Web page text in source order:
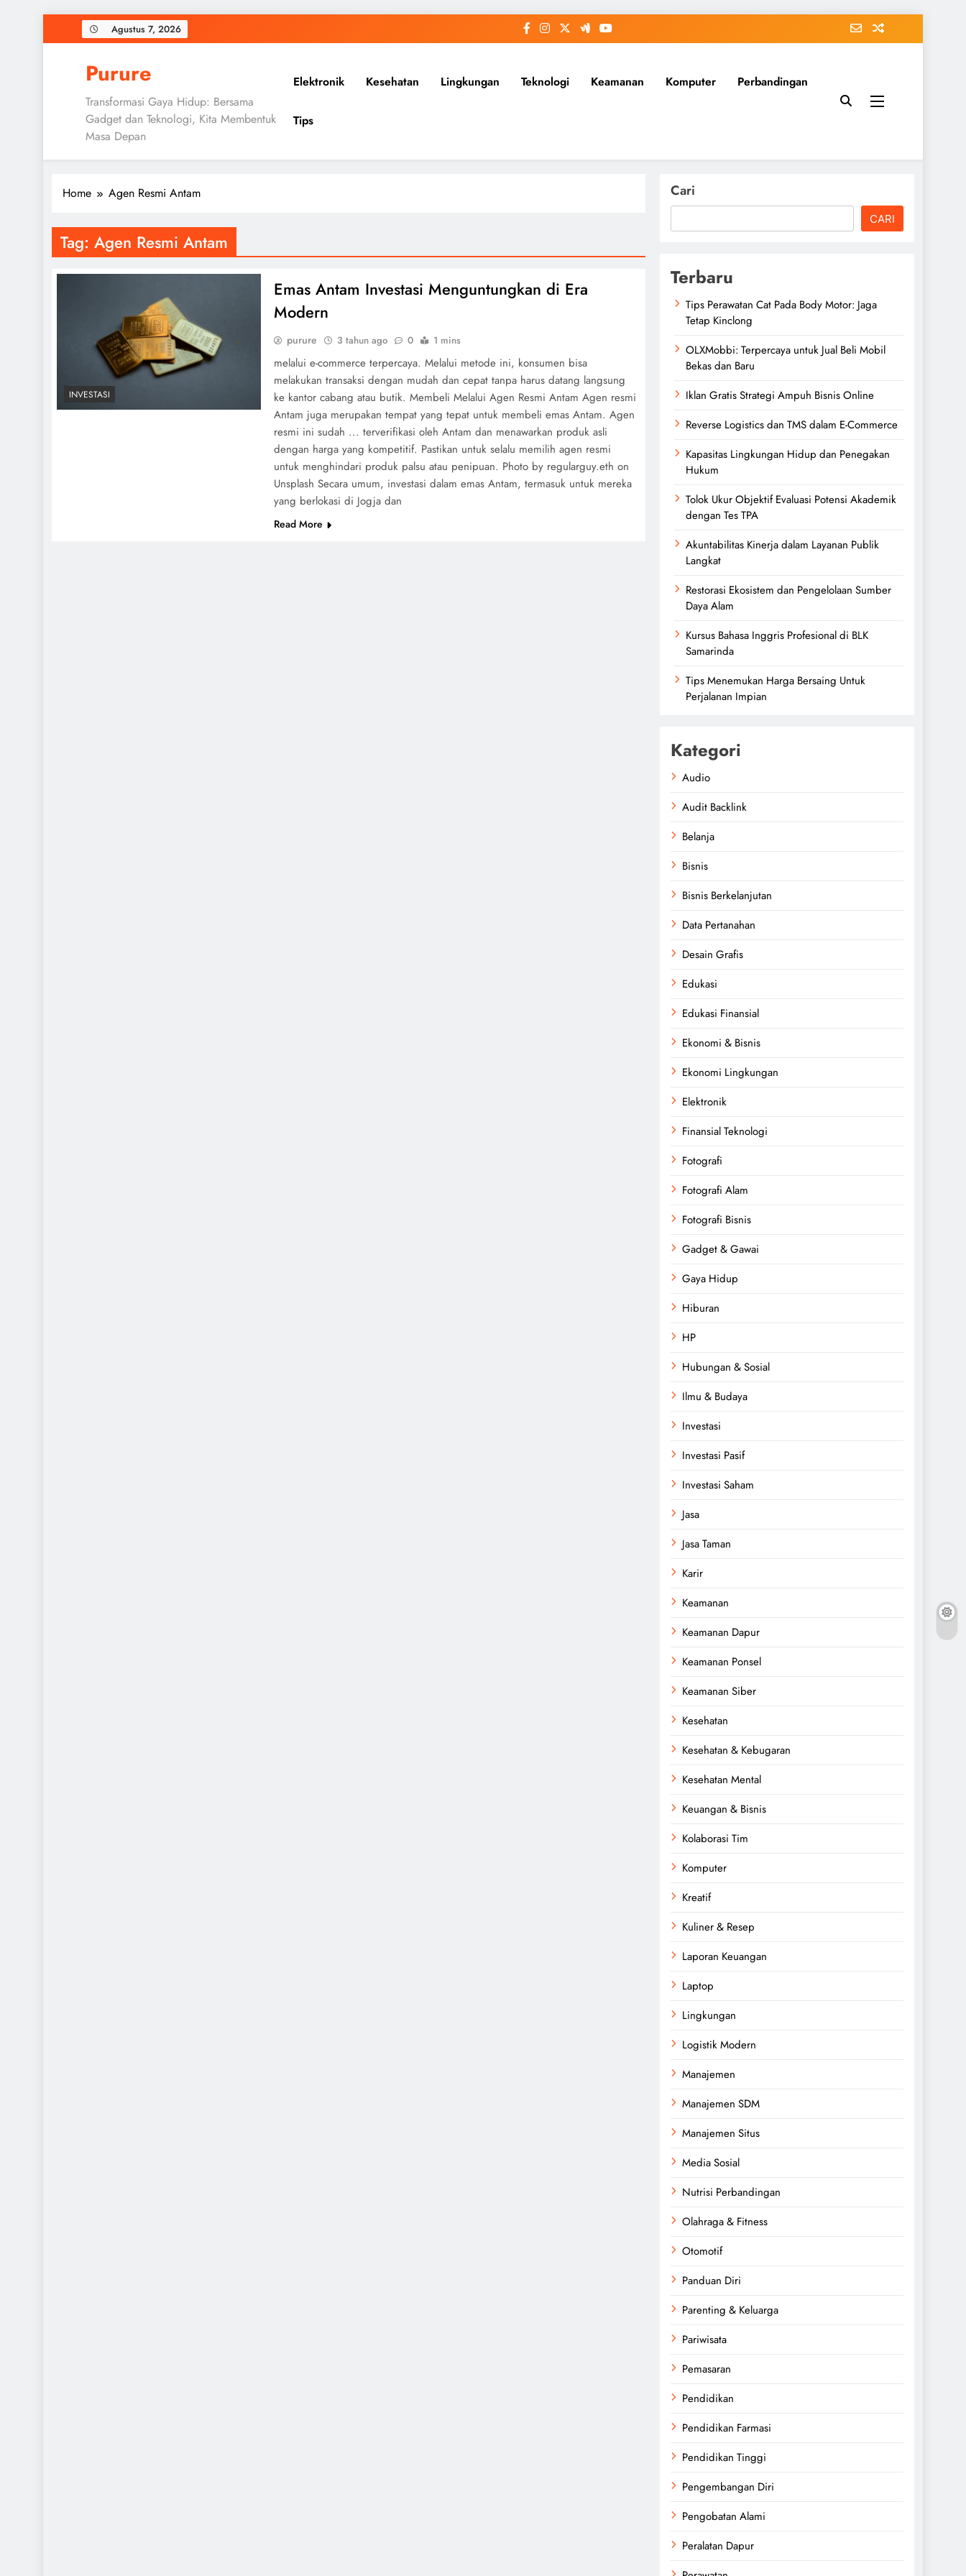
to
Agustus 7, 2026
Purure
Transformasi Gaya Hidup: Bersama
Gadget dan Teknologi, Kita Membentuk
Masa Depan
Elektronik Kesehatan Lingkungan Teknologi Keamanan Komputer Perbandingan
Tips
Home Agen Resmi Antam
Tag: Agen Resmi Antam
INVESTASI
Emas Antam Investasi Menguntungkan di Era
Modern
purure 3 tahun ago 0 1 mins
melalui e-commerce terpercaya. Melalui metode ini, konsumen bisa
melakukan transaksi dengan mudah dan cepat tanpa harus datang langsung
ke kantor cabang atau butik. Membeli Melalui Agen Resmi Antam Agen resmi
Antam juga merupakan tempat yang tepat untuk membeli emas Antam. Agen
resmi ini sudah ... terverifikasi oleh Antam dan menawarkan produk asli
dengan harga yang kompetitif. Pastikan untuk selalu memilih agen resmi
untuk menghindari produk palsu atau penipuan. Photo by regularguy.eth on
Unsplash Secara umum, investasi dalam emas Antam, termasuk untuk mereka
yang berlokasi di Jogja dan
Read More
Cari
CARI
Terbaru
Tips Perawatan Cat Pada Body Motor: Jaga
Tetap Kinclong
OLXMobbi: Terpercaya untuk Jual Beli Mobil
Bekas dan Baru
Iklan Gratis Strategi Ampuh Bisnis Online
Reverse Logistics dan TMS dalam E-Commerce
Kapasitas Lingkungan Hidup dan Penegakan
Hukum
Tolok Ukur Objektif Evaluasi Potensi Akademik
dengan Tes TPA
Akuntabilitas Kinerja dalam Layanan Publik
Langkat
Restorasi Ekosistem dan Pengelolaan Sumber
Daya Alam
Kursus Bahasa Inggris Profesional di BLK
Samarinda
Tips Menemukan Harga Bersaing Untuk
Perjalanan Impian
Kategori
Audio
Audit Backlink
Belanja
Bisnis
Bisnis Berkelanjutan
Data Pertanahan
Desain Grafis
Edukasi
Edukasi Finansial
Ekonomi & Bisnis
Ekonomi Lingkungan
Elektronik
Finansial Teknologi
Fotografi
Fotografi Alam
Fotografi Bisnis
Gadget & Gawai
Gaya Hidup
Hiburan
HP
Hubungan & Sosial
Ilmu & Budaya
Investasi
Investasi Pasif
Investasi Saham
Jasa
Jasa Taman
Karir
Keamanan
Keamanan Dapur
Keamanan Ponsel
Keamanan Siber
Kesehatan
Kesehatan & Kebugaran
Kesehatan Mental
Keuangan & Bisnis
Kolaborasi Tim
Komputer
Kreatif
Kuliner & Resep
Laporan Keuangan
Laptop
Lingkungan
Logistik Modern
Manajemen
Manajemen SDM
Manajemen Situs
Media Sosial
Nutrisi Perbandingan
Olahraga & Fitness
Otomotif
Panduan Diri
Parenting & Keluarga
Pariwisata
Pemasaran
Pendidikan
Pendidikan Farmasi
Pendidikan Tinggi
Pengembangan Diri
Pengobatan Alami
Peralatan Dapur